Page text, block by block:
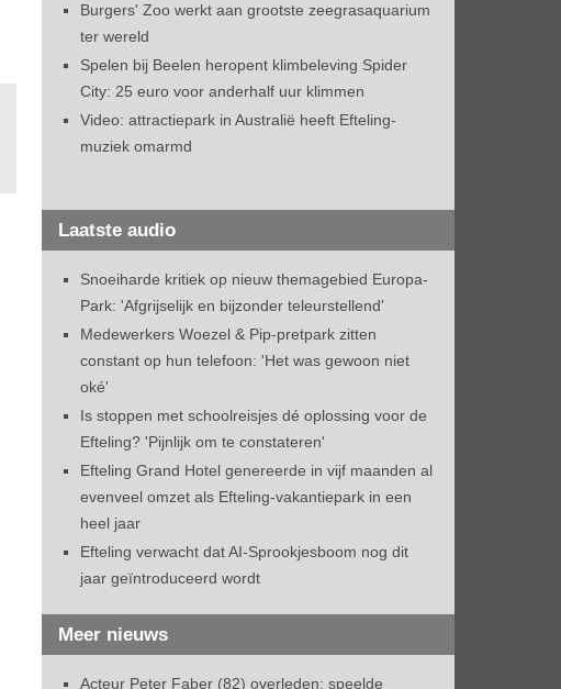
Burgers' Zoo werkt aan grootste zeegrasaquarium
ter wereld
Spelen bij Beelen heropent klimbeleving Spider
City: 25 euro voor anderhalf uur klimmen
Video: attractiepark in Australië heeft Efteling-
muziek omarmd
Laatste audio
Snoeiharde kritiek op nieuw themagebied Europa-
Park: 'Afgrijselijk en bijzonder teleurstellend'
Medewerkers Woezel & Pip-pretpark zitten
constant op hun telefoon: 'Het was gewoon niet
oké'
Is stoppen met schoolreisjes dé oplossing voor de
Efteling? 'Pijnlijk om te constateren'
Efteling Grand Hotel genereerde in vijf maanden al
evenveel omzet als Efteling-vakantiepark in een
heel jaar
Efteling verwacht dat AI-Sprookjesboom nog dit
jaar geïntroduceerd wordt
Meer nieuws
Acteur Peter Faber (82) overleden: speelde